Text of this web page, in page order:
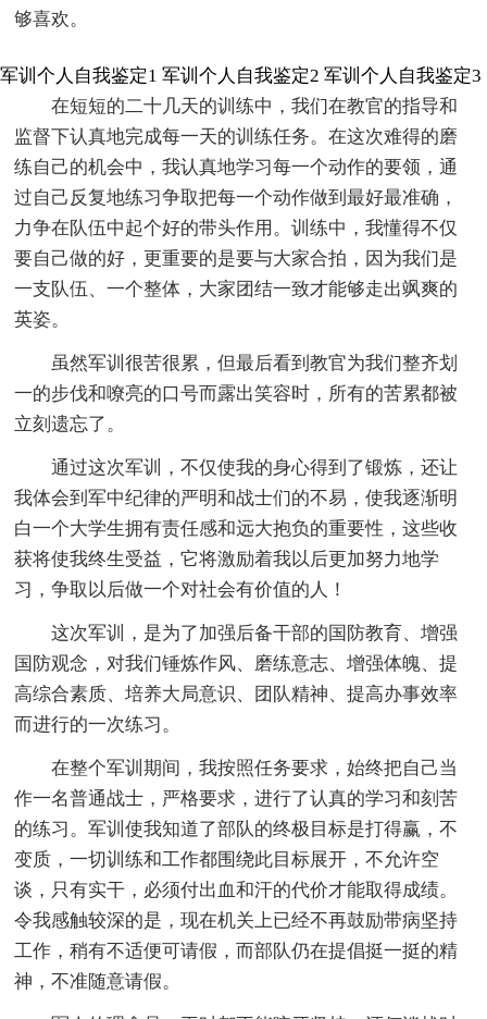
够喜欢。
军训个人自我鉴定1
在短短的二十几天的训练中，我们在教官的指导和
监督下认真地完成每一天的训练任务。在这次难得的磨
练自己的机会中，我认真地学习每一个动作的要领，通
过自己反复地练习争取把每一个动作做到最好最准确，
力争在队伍中起个好的带头作用。训练中，我懂得不仅
要自己做的好，更重要的是要与大家合拍，因为我们是
一支队伍、一个整体，大家团结一致才能够走出飒爽的
英姿。
虽然军训很苦很累，但最后看到教官为我们整齐划
一的步伐和嘹亮的口号而露出笑容时，所有的苦累都被
立刻遗忘了。
通过这次军训，不仅使我的身心得到了锻炼，还让
我体会到军中纪律的严明和战士们的不易，使我逐渐明
白一个大学生拥有责任感和远大抱负的重要性，这些收
获将使我终生受益，它将激励着我以后更加努力地学
习，争取以后做一个对社会有价值的人！
军训个人自我鉴定2
这次军训，是为了加强后备干部的国防教育、增强
国防观念，对我们锤炼作风、磨练意志、增强体魄、提
高综合素质、培养大局意识、团队精神、提高办事效率
而进行的一次练习。
在整个军训期间，我按照任务要求，始终把自己当
作一名普通战士，严格要求，进行了认真的学习和刻苦
的练习。军训使我知道了部队的终极目标是打得赢，不
变质，一切训练和工作都围绕此目标展开，不允许空
谈，只有实干，必须付出血和汗的代价才能取得成绩。
令我感触较深的是，现在机关上已经不再鼓励带病坚持
工作，稍有不适便可请假，而部队仍在提倡挺一挺的精
神，不准随意请假。
军训个人自我鉴定3